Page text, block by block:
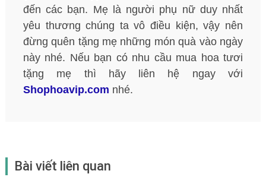
đến các bạn. Mẹ là người phụ nữ duy nhất
yêu thương chúng ta vô điều kiện, vậy nên
đừng quên tặng mẹ những món quà vào ngày
này nhé. Nếu bạn có nhu cầu mua hoa tươi
tặng mẹ thì hãy liên hệ ngay với
Shophoavip.com nhé.
Bài viết liên quan